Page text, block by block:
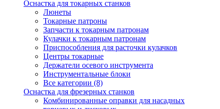
Оснастка для токарных станков
Люнеты
Токарные патроны
Запчасти к токарным патронам
Кулачки к токарным патронам
Приспособления для расточки кулачков
Центры токарные
Держатели осевого инструмента
Инструментальные блоки
Все категории (8)
Оснастка для фрезерных станков
Комбинированные оправки для насадных